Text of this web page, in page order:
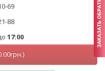
69
88
17:00